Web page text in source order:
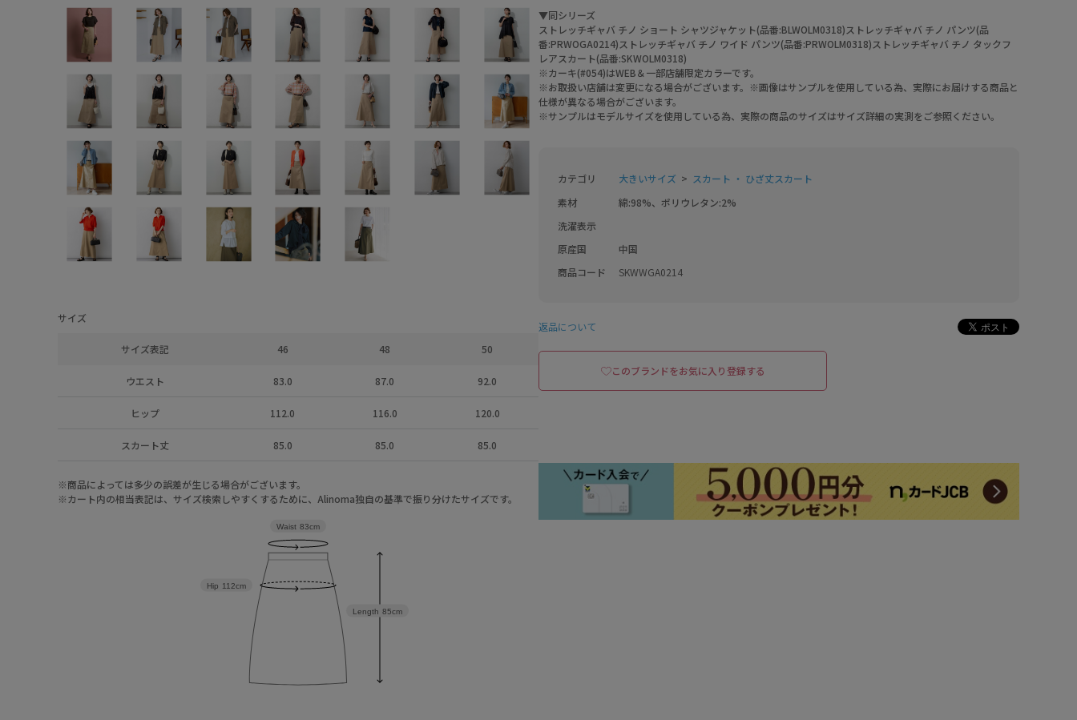
サイズ
サイズ表記 46 48 50
ウエスト 83.0 87.0 92.0
ヒップ 112.0 116.0 120.0
スカート丈 85.0 85.0 85.0
※商品によっては多少の誤差が生じる場合がございます。
※カート内の相当表記は、サイズ検索しやすくするために、Alinoma独自の基準で振り分けたサイズです。
Length 85cm
Hip 112cm
Waist 83cm
▼同シリーズ
ストレッチギャバ チノ ショート シャツジャケット(品番:BLWOLM0318)ストレッチギャバ チノ パンツ(品
番:PRWOGA0214)ストレッチギャバ チノ ワイド パンツ(品番:PRWOLM0318)ストレッチギャバ チノ タックフ
レアスカート(品番:SKWOLM0318)
※カーキ(#054)はWEB＆一部店舗限定カラーです。
※お取扱い店舗は変更になる場合がございます。※画像はサンプルを使用している為、実際にお届けする商品と
仕様が異なる場合がございます。
※サンプルはモデルサイズを使用している為、実際の商品のサイズはサイズ詳細の実測をご参照ください。
カテゴリ 大きいサイズ
スカート ・ ひざ丈スカート
素材
綿:98%、ポリウレタン:2%
洗濯表示
原産国
中国
商品コード
SKWWGA0214
返品について
このブランドをお気に入り登録する